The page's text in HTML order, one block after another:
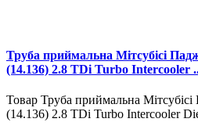
Труба приймальна Мітсубісі
(14.136) 2.8 TDi Turbo Intercooler
Товар Труба приймальна
(14.136) 2.8 TDi Turbo Intercooler